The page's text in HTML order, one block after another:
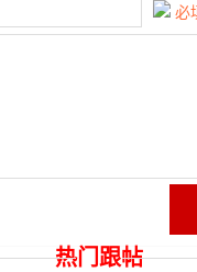
必
热门跟帖